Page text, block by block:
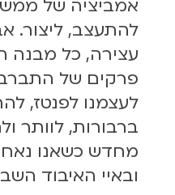
אמביציה של
להתעצב, ליצור.
עצירה, כל מבנה
פרקים של
לעצמנו לפנטז,
ברבורות, לוותר
מחדש כשאנו
ובאיי האיבוד